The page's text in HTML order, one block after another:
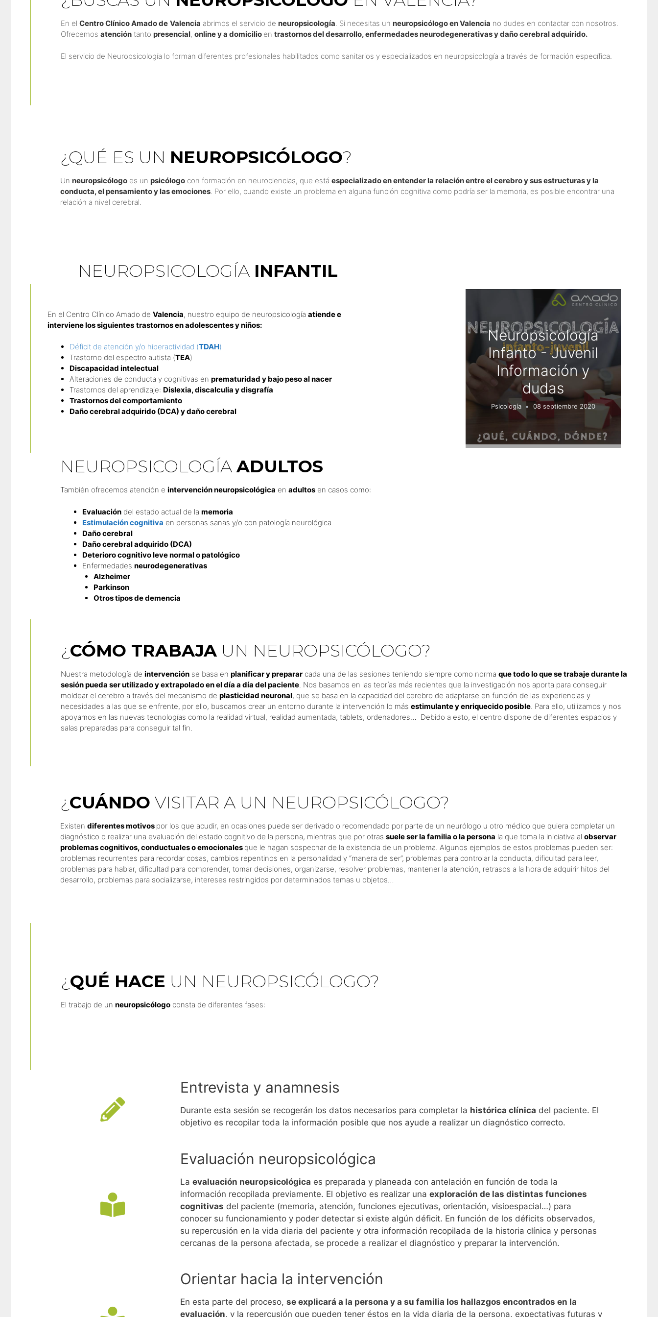
En el Centro Clínico Amado de Valencia abrimos el servicio de neuropsicología. Si necesitas un neuropsicólogo en Valencia no dudes en contactar con nosotros.
Ofrecemos atención tanto presencial, online y a domicilio en trastornos del desarrollo, enfermedades neurodegenerativas y daño cerebral adquirido.
El servicio de Neuropsicología lo forman diferentes profesionales habilitados como sanitarios y especializados en neuropsicología a través de formación específica.
¿QUÉ ES UN NEUROPSICÓLOGO?
Un neuropsicólogo es un psicólogo con formación en neurociencias, que está especializado en entender la relación entre el cerebro y sus estructuras y la
conducta, el pensamiento y las emociones. Por ello, cuando existe un problema en alguna función cognitiva como podría ser la memoria, es posible encontrar una
relación a nivel cerebral.
NEUROPSICOLOGÍA INFANTIL
En el Centro Clínico Amado deValencia, nuestro equipo de neuropsicologíaatiende e
interviene los siguientes trastornos en adolescentes y niños:
Déficit de atención y/o hiperactividad (TDAH)
Trastorno del espectro autista (TEA)
Discapacidad intelectual
Alteraciones de conducta y cognitivas enprematuridad y bajo peso al nacer
Trastornos del aprendizaje: Dislexia, discalculia y disgrafía
Trastornos del comportamiento
Daño cerebral adquirido (DCA) y daño cerebral
Neuropsicología
Infanto - Juvenil
Información y
dudas
Psicología 08 septiembre 2020
NEUROPSICOLOGÍAADULTOS
También ofrecemos atención e intervención neuropsicológica en adultos en casos como:
Evaluación del estado actual de la memoria
Estimulación cognitiva en personas sanas y/o con patología neurológica
Daño cerebral
Daño cerebral adquirido (DCA)
Deterioro cognitivo leve normal o patológico
Enfermedades neurodegenerativas
Alzheimer
Parkinson
Otros tipos de demencia
¿ CÓMO TRABAJA UN NEUROPSICÓLOGO?
Nuestra metodología de intervención se basa en planificar y preparar cada una de las sesiones teniendo siempre como norma que todo lo que se trabaje durante la
sesión pueda ser utilizado y extrapolado en el día a día del paciente . Nos basamos en las teorías más recientes que la investigación nos aporta para conseguir
moldear el cerebro a través del mecanismo de plasticidad neuronal, que se basa en la capacidad del cerebro de adaptarse en función de las experiencias y
necesidades a las que se enfrente, por ello, buscamos crear un entorno durante la intervención lo más estimulante y enriquecido posible . Para ello, utilizamos y nos
apoyamos en las nuevas tecnologías como la realidad virtual, realidad aumentada, tablets, ordenadores… Debido a esto, el centro dispone de diferentes espacios y
salas preparadas para conseguir tal fin.
¿ CUÁNDO VISITAR A UN NEUROPSICÓLOGO?
Existen diferentes motivos por los que acudir, en ocasiones puede ser derivado o recomendado por parte de un neurólogo u otro médico que quiera completar un
diagnóstico o realizar una evaluación del estado cognitivo de la persona, mientras que por otras suele ser la familia o la persona la que toma la iniciativa al observar
problemas cognitivos, conductuales o emocionales que le hagan sospechar de la existencia de un problema. Algunos ejemplos de estos problemas pueden ser:
problemas recurrentes para recordar cosas, cambios repentinos en la personalidad y “manera de ser”, problemas para controlar la conducta, dificultad para leer,
problemas para hablar, dificultad para comprender, tomar decisiones, organizarse, resolver problemas, mantener la atención, retrasos a la hora de adquirir hitos del
desarrollo, problemas para socializarse, intereses restringidos por determinados temas u objetos…
¿ QUÉ HACE UN NEUROPSICÓLOGO?
El trabajo de un neuropsicólogo consta de diferentes fases:
Entrevista y anamnesis
Durante esta sesión se recogerán los datos necesarios para completar la histórica clínica del paciente. El
objetivo es recopilar toda la información posible que nos ayude a realizar un diagnóstico correcto.
Evaluación neuropsicológica
La evaluación neuropsicológica es preparada y planeada con antelación en función de toda la
información recopilada previamente. El objetivo es realizar una exploración de las distintas funciones
cognitivas del paciente (memoria, atención, funciones ejecutivas, orientación, visioespacial…) para
conocer su funcionamiento y poder detectar si existe algún déficit. En función de los déficits observados,
su repercusión en la vida diaria del paciente y otra información recopilada de la historia clínica y personas
cercanas de la persona afectada, se procede a realizar el diagnóstico y preparar la intervención.
Orientar hacia la intervención
En esta parte del proceso, se explicará a la persona y a su familia los hallazgos encontrados en la
evaluación, y la repercusión que pueden tener éstos en la vida diaria de la persona, expectativas futuras y